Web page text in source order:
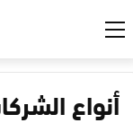
أنواع